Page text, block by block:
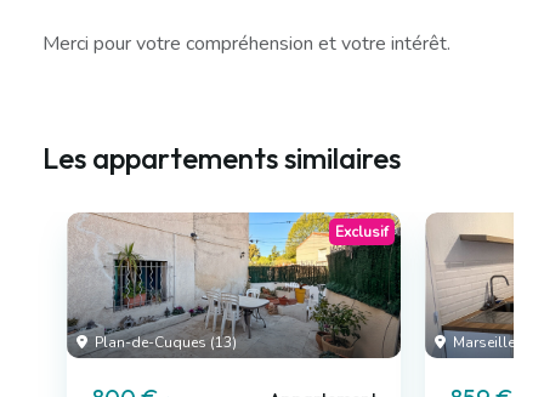
Merci pour votre compréhension et votre intérêt.
Les appartements similaires
Plan-de-Cuques (13)
Exclusif
Marseille 07